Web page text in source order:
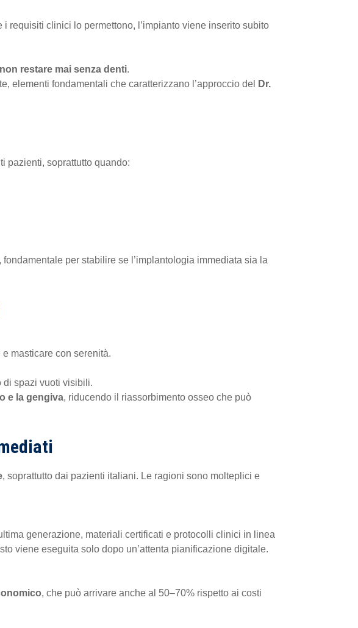
requisiti clinici lo permettono, l’impianto viene inserito subito
non restare mai senza denti.
elementi fondamentali che caratterizzano l’approccio del
Dr.
pazienti, soprattutto quando:
, fondamentale per stabilire se l’implantologia immediata sia la
masticare con serenità.
di spazi vuoti visibili.
e la gengiva, riducendo il riassorbimento osseo che può
, soprattutto dai pazienti italiani. Le ragioni sono molteplici e
generazione, materiali certificati e protocolli clinici in linea
viene eseguita solo dopo un’attenta pianificazione digitale.
, che può arrivare anche al 50–70% rispetto ai costi